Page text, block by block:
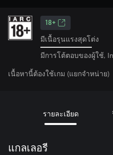
18+
มีเนื้อรุนแรงสุดโต่ง
มีการโต้ตอบของผู้ใช้,
เนื้อหานี้ต้องใช้เกม (แยกจำหน่าย)
รายละเอียด
แกลเลอรี